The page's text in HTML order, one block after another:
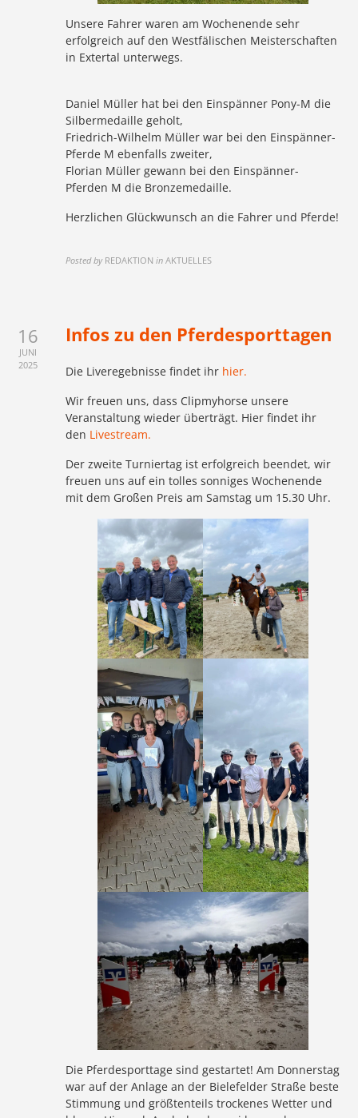
Unsere Fahrer waren am Wochenende sehr
erfolgreich auf den Westfälischen Meisterschaften
in Extertal unterwegs.
Daniel Müller hat bei den Einspänner Pony-M die
Silbermedaille geholt,
Friedrich-Wilhelm Müller war bei den Einspänner-
Pferde M ebenfalls zweiter,
Florian Müller gewann bei den Einspänner-
Pferden M die Bronzemedaille.
Herzlichen Glückwunsch an die Fahrer und Pferde!
Posted by REDAKTION in AKTUELLES
16
JUNI
2025
Infos zu den Pferdesporttagen
Die Liveregebnisse findet ihr hier.
Wir freuen uns, dass Clipmyhorse unsere
Veranstaltung wieder überträgt. Hier findet ihr
den Livestream.
Der zweite Turniertag ist erfolgreich beendet, wir
freuen uns auf ein tolles sonniges Wochenende
mit dem Großen Preis am Samstag um 15.30 Uhr.
Die Pferdesporttage sind gestartet! Am Donnerstag
war auf der Anlage an der Bielefelder Straße beste
Stimmung und größtenteils trockenes Wetter und